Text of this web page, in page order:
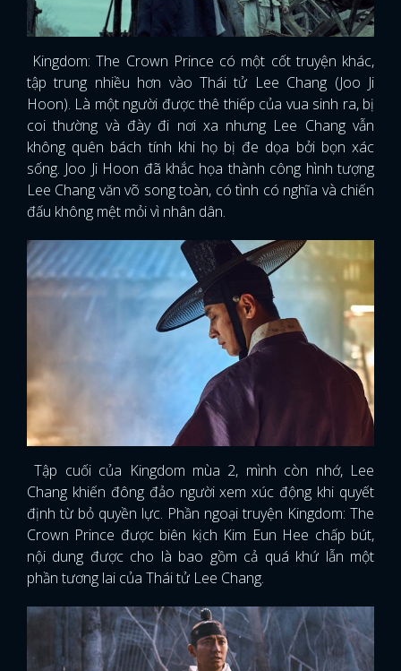
Kingdom: The Crown Prince có một cốt truyện khác,
tập trung nhiều hơn vào Thái tử Lee Chang (Joo Ji
Hoon). Là một người được thê thiếp của vua sinh ra, bị
coi thường và đày đi nơi xa nhưng Lee Chang vẫn
không quên bách tính khi họ bị đe dọa bởi bọn xác
sống. Joo Ji Hoon đã khắc họa thành công hình tượng
Lee Chang văn võ song toàn, có tình có nghĩa và chiến
đấu không mệt mỏi vì nhân dân.
Tập cuối của Kingdom mùa 2, mình còn nhớ, Lee
Chang khiến đông đảo người xem xúc động khi quyết
định từ bỏ quyền lực. Phần ngoại truyện Kingdom: The
Crown Prince được biên kịch Kim Eun Hee chấp bút,
nội dung được cho là bao gồm cả quá khứ lẫn một
phần tương lai của Thái tử Lee Chang.